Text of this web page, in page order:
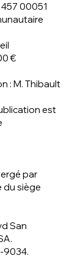
00051
€
: M. Thibault
est
par
du siège
San
9034.